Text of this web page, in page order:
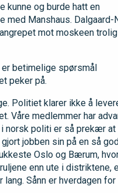
kunne og burde hatt en
med Manshaus. Dalgaard-
mot moskeen
betimelige spørsmål
peker på.
Politiet klarer ikke å
Våre medlemmer har
i norsk politi er så prekær
jobben sin på en så
Oslo og Bærum,
enn ute i distriktene,
Sånn er hverdagen